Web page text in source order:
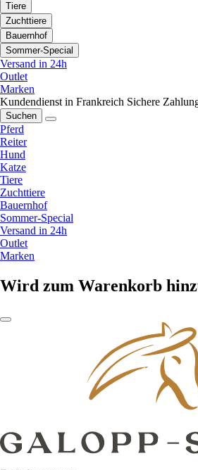
Tiere
Zuchttiere
Bauernhof
Sommer-Special
Versand in 24h
Outlet
Marken
Kundendienst in Frankreich Sichere
Suchen
Pferd
Reiter
Hund
Katze
Tiere
Zuchttiere
Bauernhof
Sommer-Special
Versand in 24h
Outlet
Marken
Wird zum Warenkorb